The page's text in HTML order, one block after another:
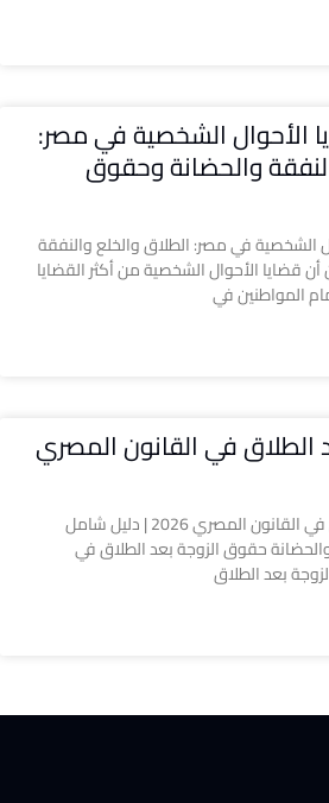
الأحوال الشخصية في مصر:
والحضانة وحقوق
الشخصية في مصر: الطلاق والخلع والنفقة
قضايا الأحوال الشخصية من أكثر القضايا
المواطنين في
الطلاق في القانون المصري
حقوق الزوجة بعد الطلاق في القانون المصري 2026 | دليل شامل
حقوق الزوجة بعد الطلاق في
بعد الطلاق